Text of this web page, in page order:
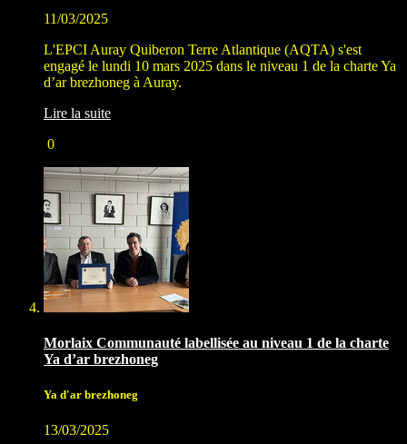
11/03/2025
L'EPCI Auray Quiberon Terre Atlantique (AQTA) s'est
engagé le lundi 10 mars 2025 dans le niveau 1 de la charte Ya
d’ar brezhoneg à Auray.
Lire la suite
0
Morlaix Communauté labellisée au niveau 1 de la charte
Ya d’ar brezhoneg
Ya d'ar brezhoneg
13/03/2025